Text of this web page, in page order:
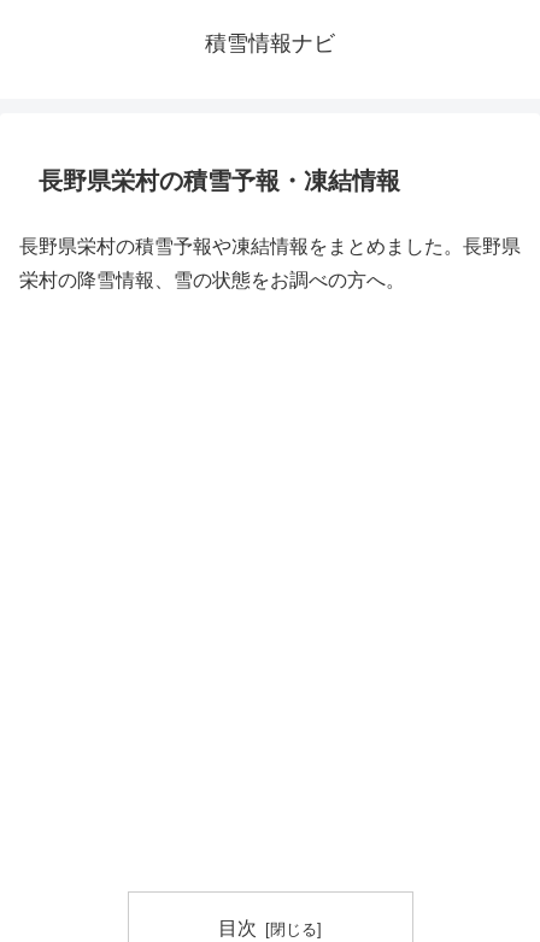
積雪情報ナビ
長野県栄村の積雪予報・凍結情報
長野県栄村の積雪予報や凍結情報をまとめました。長野県
栄村の降雪情報、雪の状態をお調べの方へ。
目次